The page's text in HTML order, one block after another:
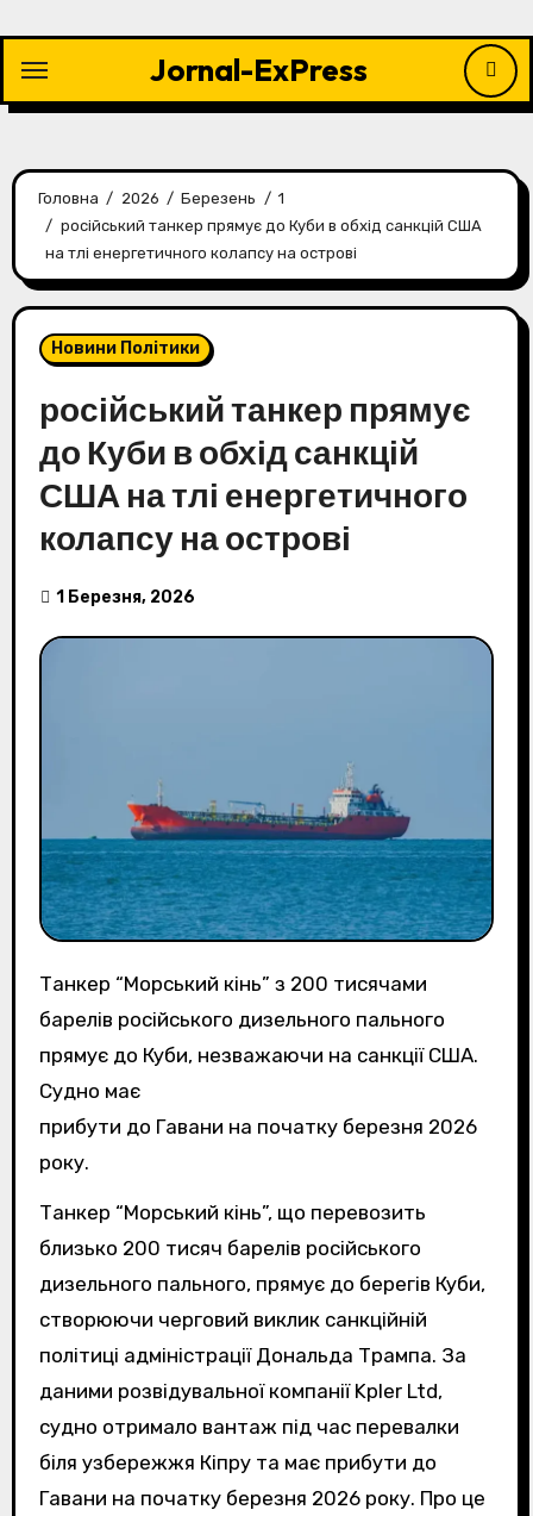
контенту
Jornal-ExPress
Головна 2026 Березень
1
російський танкер прямує до Куби в обхід санкцій США
на тлі енергетичного колапсу на острові
Новини Політики
російський танкер прямує
до Куби в обхід санкцій
США на тлі енергетичного
колапсу на острові
1 Березня, 2026
Танкер “Морський кінь” з 200 тисячами
барелів російського дизельного пального
прямує до Куби, незважаючи на санкції США.
Судно має
прибути до Гавани на початку березня 2026
року.
Танкер “Морський кінь”, що перевозить
близько 200 тисяч барелів російського
дизельного пального, прямує до берегів Куби,
створюючи черговий виклик санкційній
політиці адміністрації Дональда Трампа. За
даними розвідувальної компанії Kpler Ltd,
судно отримало вантаж під час перевалки
біля узбережжя Кіпру та має прибути до
Гавани на початку березня 2026 року. Про це